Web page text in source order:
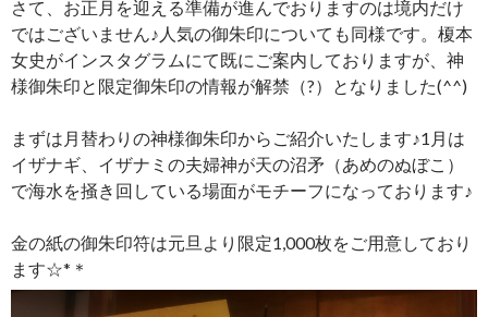
さて、お正月を迎える準備が進んでおりますのは境内だけ
ではございません♪人気の御朱印についても同様です。榎本
女史がインスタグラムにて既にご案内しておりますが、神
様御朱印と限定御朱印の情報が解禁（?）となりました(^^)
まずは月替わりの神様御朱印からご紹介いたします♪1月は
イザナギ、イザナミの夫婦神が天の沼矛（あめのぬぼこ）
で海水を掻き回している場面がモチーフになっております♪
金の紙の御朱印符は元旦より限定1,000枚をご用意しており
ます☆*＊